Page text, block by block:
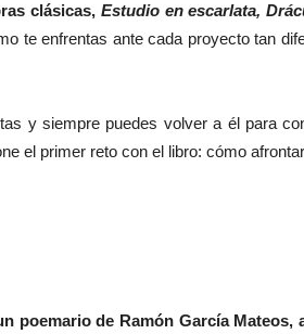
clásicas, Estudio en escarlata,
te enfrentas ante cada proyecto tan
y siempre puedes volver a él para
el primer reto con el libro: cómo
poemario de Ramón García